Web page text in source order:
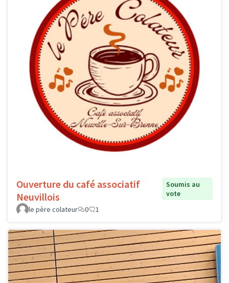
Ouverture du café associatif
Neuvillois
Soumis au
vote
le père colateur
0 1